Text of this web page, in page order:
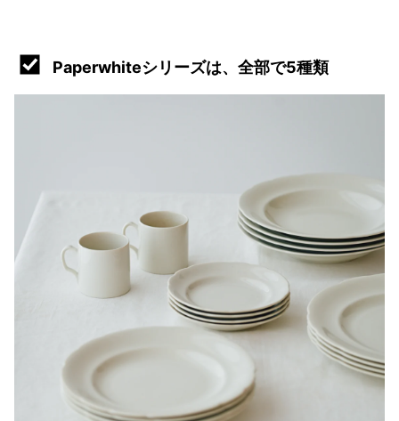
Paperwhiteシリーズは、全部で5種類